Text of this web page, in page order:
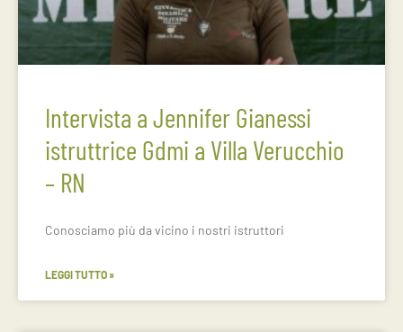
Intervista a Jennifer Gianessi
istruttrice Gdmi a Villa Verucchio
– RN
Conosciamo più da vicino i nostri istruttori
LEGGI TUTTO »